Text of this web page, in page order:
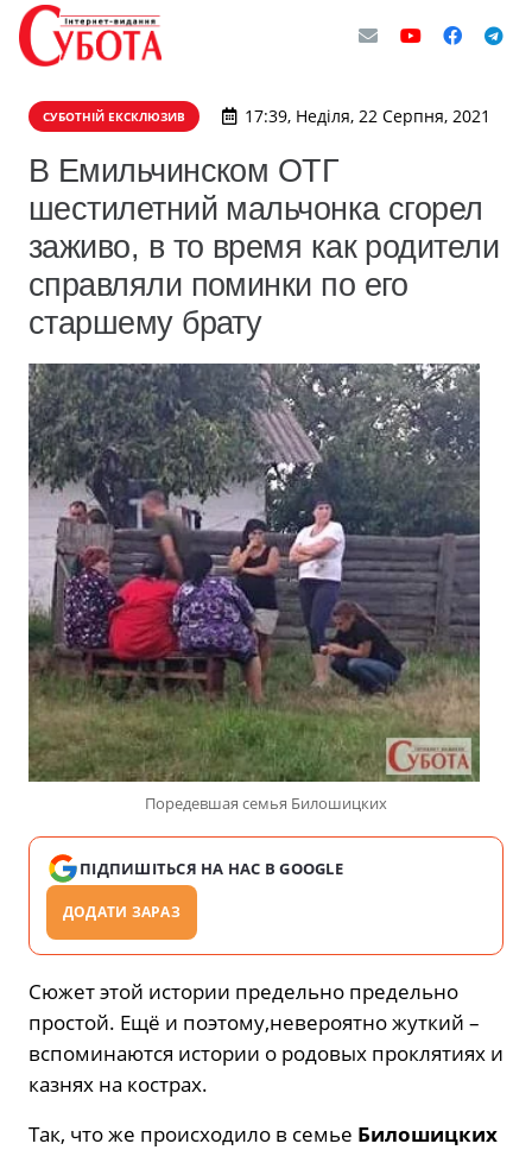
СУБОТНІЙ ЕКСКЛЮЗИВ 17:39, Неділя, 22 Серпня, 2021
В Емильчинском ОТГ
шестилетний мальчонка сгорел
заживо, в то время как родители
справляли поминки по его
старшему брату
Поредевшая семья Билошицких
ПІДПИШІТЬСЯ НА НАС В GOOGLE
ДОДАТИ ЗАРАЗ
Сюжет этой истории предельно предельно
простой. Ещё и поэтому,невероятно жуткий –
вспоминаются истории о родовых проклятиях и
казнях на кострах.
Так, что же происходило в семье Билошицких